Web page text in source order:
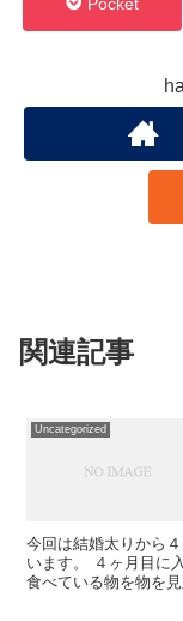
関連記事
Uncategorized
今回は結婚太りから
います。 ４ヶ月目に入り新しく始めたことは、改めていつも自分が
食べている物を物を